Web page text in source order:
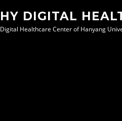
to
content
HY DIGITAL
Digital Healthcare Center of Hanyang